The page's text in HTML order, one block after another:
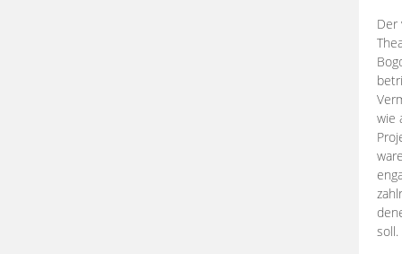
Der
wie
zahlr
soll.